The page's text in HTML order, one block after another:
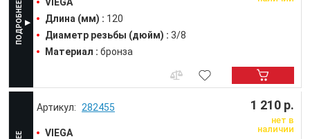
Длина (мм) : 120
Диаметр резьбы (дюйм) : 3/8
Материал : бронза
282455
VIEGA
1 210 р.
нет в
наличии